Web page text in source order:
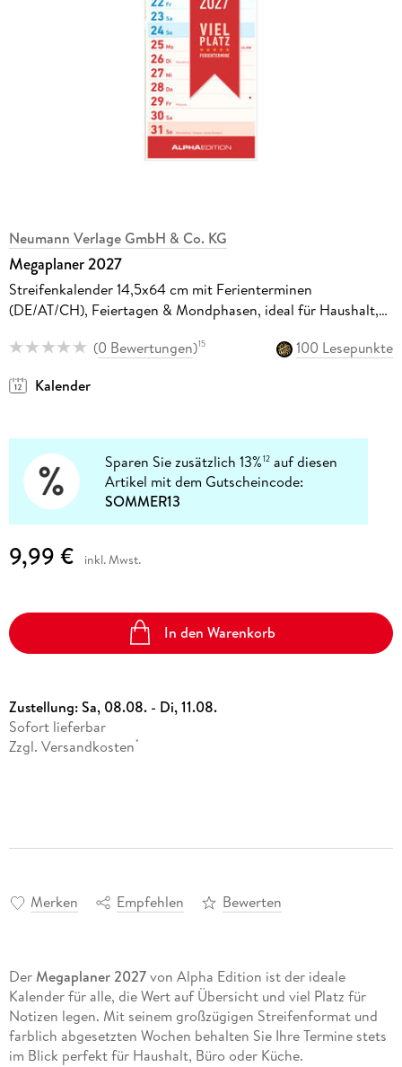
Neumann Verlage GmbH & Co. KG
Megaplaner 2027
Streifenkalender 14,5x64 cm mit Ferienterminen
(DE/AT/CH), Feiertagen & Mondphasen, ideal für Haushalt,
(0 Bewertungen)15
100 Lesepunkte
Kalender
Sparen Sie zusätzlich 13%12 auf diesen
Artikel mit dem Gutscheincode:
SOMMER13
9,99 € inkl. Mwst.
In den Warenkorb
Zustellung:Sa, 08.08. - Di, 11.08.
Sofort lieferbar
Zzgl. Versandkosten *
Merken Empfehlen Bewerten
Der Megaplaner 2027von Alpha Edition ist der ideale
Kalender für alle, die Wert auf Übersicht und viel Platz für
Notizen legen. Mit seinem großzügigen Streifenformat und
farblich abgesetzten Wochen behalten Sie Ihre Termine stets
im Blick perfekt für Haushalt, Büro oder Küche.